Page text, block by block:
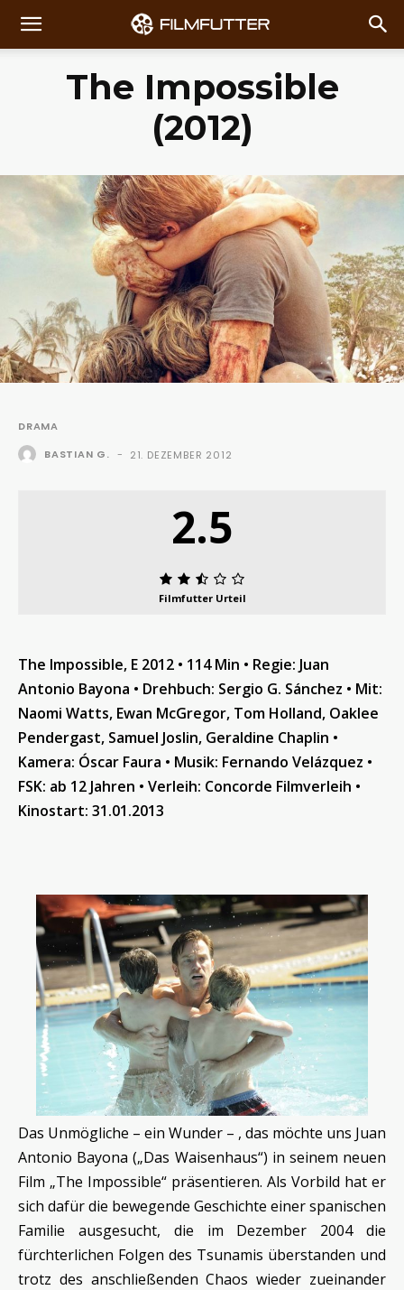
The Impossible
(2012)
DRAMA
BASTIAN G. - 21. DEZEMBER 2012
2.5
Filmfutter Urteil
The Impossible, E 2012 • 114 Min • Regie: Juan
Antonio Bayona • Drehbuch: Sergio G. Sánchez • Mit:
Naomi Watts, Ewan McGregor, Tom Holland, Oaklee
Pendergast, Samuel Joslin, Geraldine Chaplin •
Kamera: Óscar Faura • Musik: Fernando Velázquez •
FSK: ab 12 Jahren • Verleih: Concorde Filmverleih •
Kinostart: 31.01.2013
Das Unmögliche – ein Wunder – , das möchte uns Juan
Antonio Bayona („Das Waisenhaus“) in seinem neuen
Film „The Impossible“ präsentieren. Als Vorbild hat er
sich dafür die bewegende Geschichte einer spanischen
Familie ausgesucht, die im Dezember 2004 die
fürchterlichen Folgen des Tsunamis überstanden und
trotz des anschließenden Chaos wieder zueinander